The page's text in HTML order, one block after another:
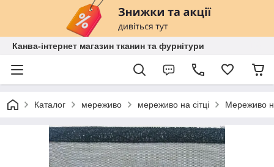
Канва-інтернет магазин тканин та фурнітури
Каталог мереживо мереживо на сітці Мереживо